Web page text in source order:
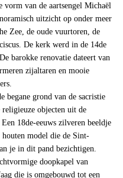
van de aartsengel Michaël
uitzicht op onder meer
Zee, de oude vuurtoren, de
De kerk werd in de 14de
barokke renovatie dateert van
zijaltaren en mooie
begane grond van de sacristie
objecten uit de
18de-eeuws zilveren beeldje
houten model die de Sint-
je in dit pand bezichtigen.
doopkapel van
die is omgebouwd tot een